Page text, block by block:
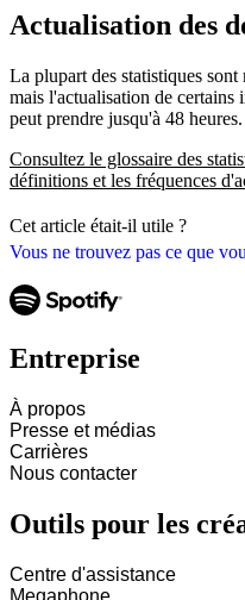
Vous ne trouvez pas ce que
Actualisation des
La plupart des statistiques
mais l'actualisation de
peut prendre jusqu'à 48 heures.
Consultez le glossaire des
définitions et les fréquences
Cet article était-il utile ?
Entreprise
À propos
Presse et médias
Carrières
Nous contacter
Outils pour les
Centre d'assistance